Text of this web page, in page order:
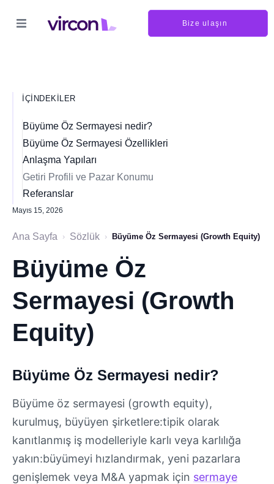
Bize ulaşın
İÇINDEKILER
Büyüme Öz Sermayesi nedir?
Büyüme Öz Sermayesi Özellikleri
Anlaşma Yapıları
Getiri Profili ve Pazar Konumu
Referanslar
Mayıs 15, 2026
Ana Sayfa › Sözlük › Büyüme Öz Sermayesi (Growth Equity)
Büyüme Öz
Sermayesi (Growth
Equity)
Büyüme Öz Sermayesi nedir?
Büyüme öz sermayesi (growth equity),
kurulmuş, büyüyen şirketlere:tipik olarak
kanıtlanmış iş modelleriyle karlı veya karlılığa
yakın:büyümeyi hızlandırmak, yeni pazarlara
genişlemek veya M&A yapmak için sermaye